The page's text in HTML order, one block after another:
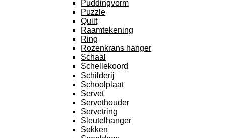
Puddingvorm
Puzzle
Quilt
Raamtekening
Ring
Rozenkrans hanger
Schaal
Schellekoord
Schilderij
Schoolplaat
Servet
Servethouder
Servetring
Sleutelhanger
Sokken